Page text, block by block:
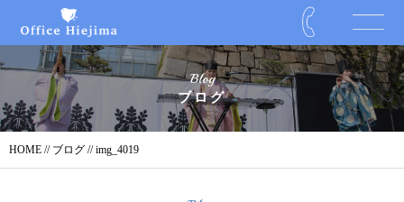
Blog
ブログ
HOME // ブログ // img_4019